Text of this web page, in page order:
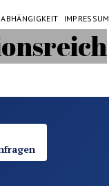
IMPRESSUM